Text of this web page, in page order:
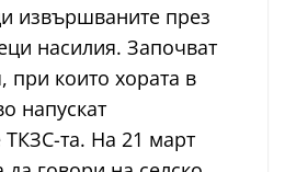
извършваните през
насилия. Започват
при които хората в
напускат
ТКЗС-та. На 21 март